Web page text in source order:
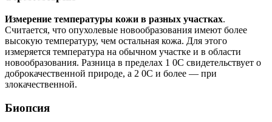
Измерение температуры кожи в разных участках.
Считается, что опухолевые новообразования имеют более
высокую температуру, чем остальная кожа. Для этого
измеряется температура на обычном участке и в области
новообразования. Разница в пределах 1 0С свидетельствует о
доброкачественной природе, а 2 0С и более — при
злокачественной.
Биопсия